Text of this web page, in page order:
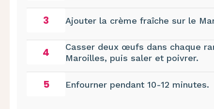
3 Ajouter la crème fraîche sur le
4
Casser deux œufs dans chaque
Maroilles, puis saler et poivrer.
5 Enfourner pendant 10-12 minutes.